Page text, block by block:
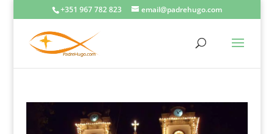
+351 967 782 823 email@padrehugo.com